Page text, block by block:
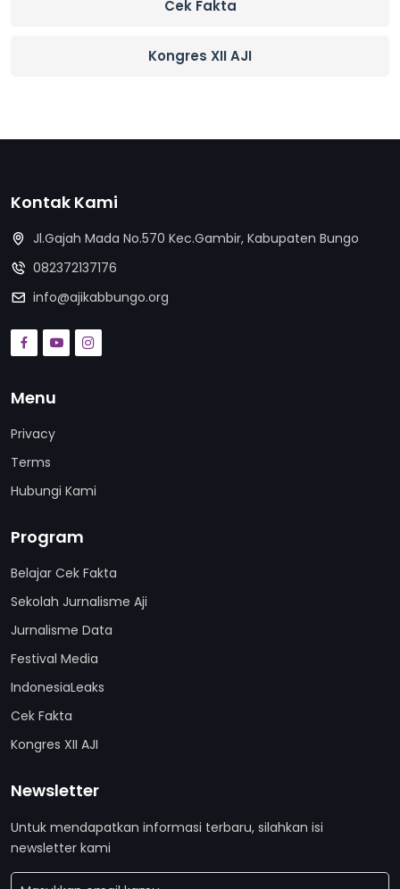
Cek Fakta
Kongres XII AJI
Kontak Kami
Jl.Gajah Mada No.570 Kec.Gambir, Kabupaten Bungo
082372137176
info@ajikabbungo.org
Menu
Privacy
Terms
Hubungi Kami
Program
Belajar Cek Fakta
Sekolah Jurnalisme Aji
Jurnalisme Data
Festival Media
IndonesiaLeaks
Cek Fakta
Kongres XII AJI
Newsletter
Untuk mendapatkan informasi terbaru, silahkan isi
newsletter kami